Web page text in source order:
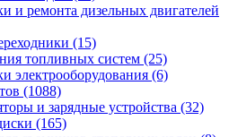
и ремонта дизельных двигателей
(15)
топливных систем (25)
электрооборудования (6)
(1088)
и зарядные устройства (32)
(165)